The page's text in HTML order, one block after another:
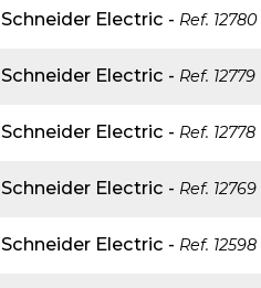
Schneider Electric - Ref. 12780
Schneider Electric - Ref. 12779
Schneider Electric - Ref. 12778
Schneider Electric - Ref. 12769
Schneider Electric - Ref. 12598